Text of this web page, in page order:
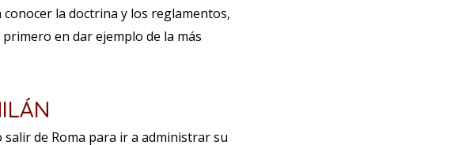
la doctrina y los reglamentos,
en dar ejemplo de la más
salir de Roma para ir a administrar su